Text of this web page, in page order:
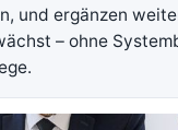
und ergänzen
– ohne